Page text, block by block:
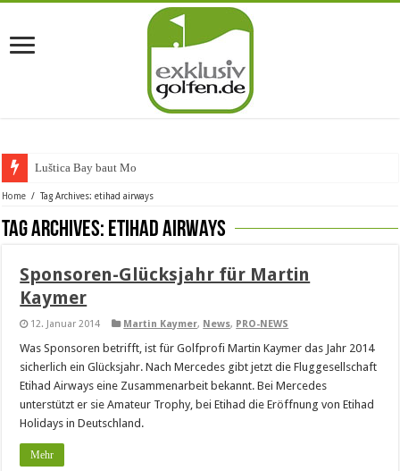
Luštica Bay baut Monte
Home / Tag Archives: etihad airways
Tag Archives: etihad airways
Sponsoren-Glücksjahr für Martin
Kaymer
12. Januar 2014 Martin Kaymer, News, PRO-NEWS
Was Sponsoren betrifft, ist für Golfprofi Martin Kaymer das Jahr 2014
sicherlich ein Glücksjahr. Nach Mercedes gibt jetzt die Fluggesellschaft
Etihad Airways eine Zusammenarbeit bekannt. Bei Mercedes
unterstützt er sie Amateur Trophy, bei Etihad die Eröffnung von Etihad
Holidays in Deutschland.
Mehr